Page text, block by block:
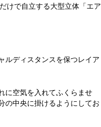
けで自立する大型立体「エア
ルディスタンスを保つレイア
に空気を入れてふくらませ
の中央に掛けるようにしてお